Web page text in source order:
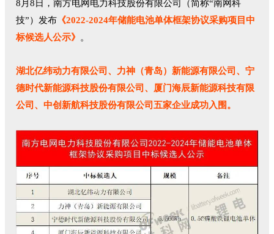
8月8日，南方电网电力科技股份有限公司（简称“南网科
技”）发布 《2022-2024年储能电池单体框架协议采购项目中
标候选人公示》 。
湖北亿纬动力有限公司、力神（青岛）新能源有限公司、宁
德时代新能源科技股份有限公司、厦门海辰新能源科技有限
公司、中创新航科技股份有限公司五家企业成功入围。